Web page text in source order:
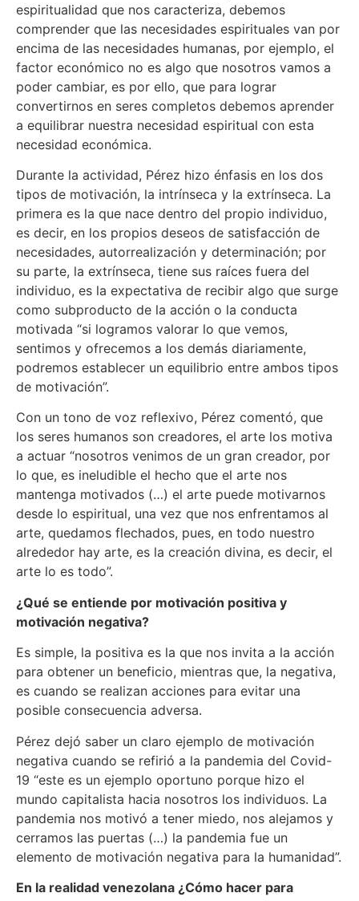
espiritualidad que nos caracteriza, debemos
comprender que las necesidades espirituales van por
encima de las necesidades humanas, por ejemplo, el
factor económico no es algo que nosotros vamos a
poder cambiar, es por ello, que para lograr
convertirnos en seres completos debemos aprender
a equilibrar nuestra necesidad espiritual con esta
necesidad económica.
Durante la actividad, Pérez hizo énfasis en los dos
tipos de motivación, la intrínseca y la extrínseca. La
primera es la que nace dentro del propio individuo,
es decir, en los propios deseos de satisfacción de
necesidades, autorrealización y determinación; por
su parte, la extrínseca, tiene sus raíces fuera del
individuo, es la expectativa de recibir algo que surge
como subproducto de la acción o la conducta
motivada “si logramos valorar lo que vemos,
sentimos y ofrecemos a los demás diariamente,
podremos establecer un equilibrio entre ambos tipos
de motivación”.
Con un tono de voz reflexivo, Pérez comentó, que
los seres humanos son creadores, el arte los motiva
a actuar “nosotros venimos de un gran creador, por
lo que, es ineludible el hecho que el arte nos
mantenga motivados (…) el arte puede motivarnos
desde lo espiritual, una vez que nos enfrentamos al
arte, quedamos flechados, pues, en todo nuestro
alrededor hay arte, es la creación divina, es decir, el
arte lo es todo”.
¿Qué se entiende por motivación positiva y
motivación negativa?
Es simple, la positiva es la que nos invita a la acción
para obtener un beneficio, mientras que, la negativa,
es cuando se realizan acciones para evitar una
posible consecuencia adversa.
Pérez dejó saber un claro ejemplo de motivación
negativa cuando se refirió a la pandemia del Covid-
19 “este es un ejemplo oportuno porque hizo el
mundo capitalista hacia nosotros los individuos. La
pandemia nos motivó a tener miedo, nos alejamos y
cerramos las puertas (…) la pandemia fue un
elemento de motivación negativa para la humanidad”.
En la realidad venezolana ¿Cómo hacer para